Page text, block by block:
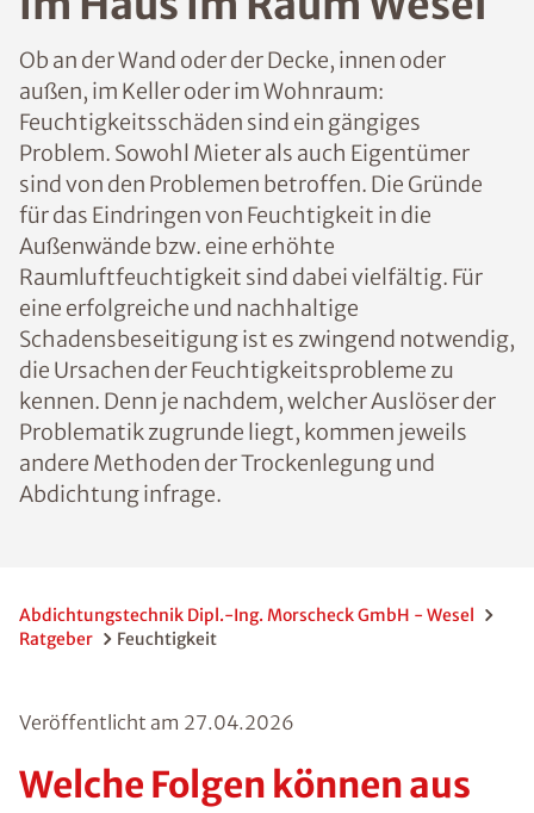
Wesel
Ob an der Wand oder der Decke, innen oder
außen, im Keller oder im Wohnraum:
Feuchtigkeitsschäden sind ein gängiges
Problem. Sowohl Mieter als auch
Eigentümer sind von den Problemen
betroffen. Die Gründe für das Eindringen
von Feuchtigkeit in die Außenwände bzw.
eine erhöhte Raumluftfeuchtigkeit sind
dabei vielfältig. Für eine erfolgreiche und
nachhaltige Schadensbeseitigung ist es
zwingend notwendig, die Ursachen der
Feuchtigkeitsprobleme zu kennen. Denn je
nachdem, welcher Auslöser der
Problematik zugrunde liegt, kommen
Wesel